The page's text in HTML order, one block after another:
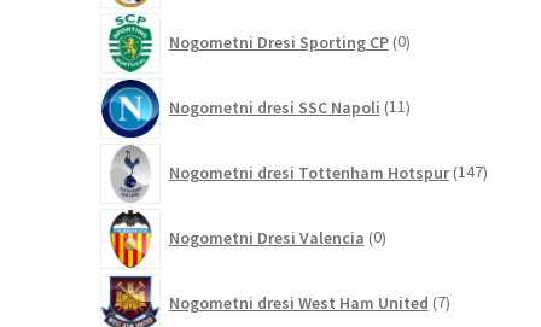
Nogometni Dresi Sporting CP 0izdelkov
Nogometni dresi SSC Napoli 11izdelkov
Nogometni dresi Tottenham Hotspur 147
Nogometni Dresi Valencia 0izdelkov
Nogometni dresi West Ham United 7izdelkov